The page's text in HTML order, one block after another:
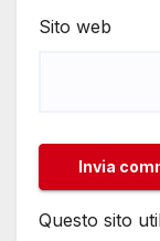
Sito web
Questo sito